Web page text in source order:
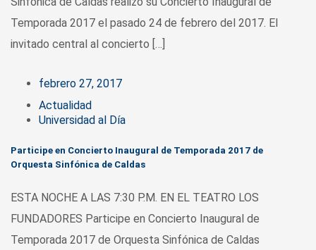
Temporada 2017 el pasado 24 de febrero del 2017. El
invitado central al concierto […]
febrero 27, 2017
Actualidad
Universidad al Día
Participe en Concierto Inaugural de Temporada 2017 de
Orquesta Sinfónica de Caldas
ESTA NOCHE A LAS 7:30 P.M. EN EL TEATRO LOS
FUNDADORES Participe en Concierto Inaugural de
Temporada 2017 de Orquesta Sinfónica de Caldas